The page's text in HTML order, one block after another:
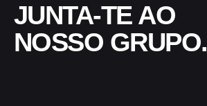
JUNTA-TE AO
NOSSO GRUPO.